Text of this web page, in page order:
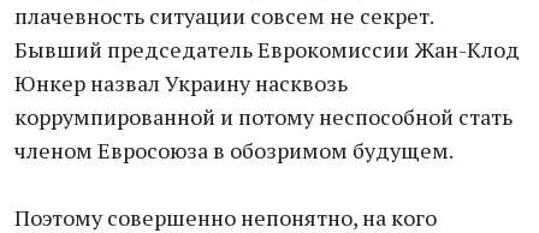
плачевность ситуации совсем не секрет.
Бывший председатель Еврокомиссии Жан-Клод
Юнкер назвал Украину насквозь
коррумпированной и потому неспособной стать
членом Евросоюза в обозримом будущем.
Поэтому совершенно непонятно, на кого